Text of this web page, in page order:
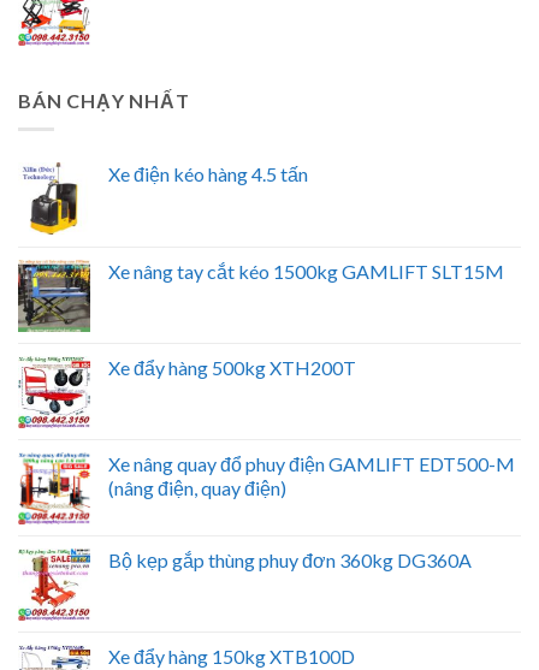
BÁN CHẠY NHẤT
Xe điện kéo hàng 4.5 tấn
Xe nâng tay cắt kéo 1500kg GAMLIFT SLT15M
Xe đẩy hàng 500kg XTH200T
Xe nâng quay đổ phuy điện GAMLIFT EDT500-M
(nâng điện, quay điện)
Bộ kẹp gắp thùng phuy đơn 360kg DG360A
Xe đẩy hàng 150kg XTB100D